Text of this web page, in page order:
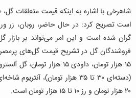
است تصریح کرد: در حال حاضر، روبان، زر
گران شده است و این امر می‌تواند بر بازار
فروشندگان گل در تشریح قیمت گل‌های
۲۰ هزار تومان و رز ۱۰ تا ۱۵ هزار تومان است.